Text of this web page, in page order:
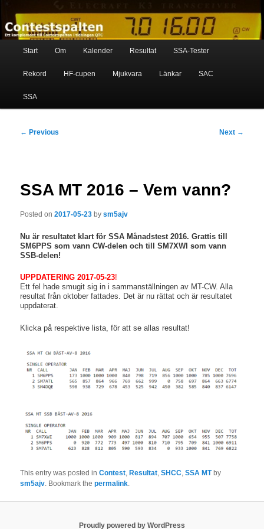
Skip
primary
content
Contestspalten
Start Om Kalender Resultat SSA-Tester
Rekord HF-cupen Mjukvara Länkar SAC
SSA
Post
← Previous Next →
SSA MT 2016 – Vem vann?
Posted on2017-05-23 bysm5ajv
Nu är resultatet klart för SSA Månadstest 2016. Grattis till
SM6PPS som vann CW-delen och till SM7XWI som vann
SSB-delen!
UPPDATERING 2017-05-23!
Ett fel hade smugit sig in i sammanställningen av MT-CW. Alla
resultat från oktober fattades. Det är nu rättat och är resultatet
uppdaterat.
Klicka på respektive lista, för att se allas resultat!
This entry was posted inContest, Resultat,SHCC,SSA MTby
sm5ajv. Bookmark thepermalink.
Proudly powered by WordPress